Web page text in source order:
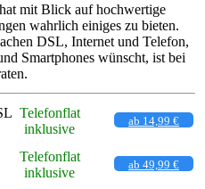
mit Blick auf hochwertige
wahrlich einiges zu bieten.
DSL, Internet und Telefon,
Smartphones wünscht, ist bei
Telefonflat
inklusive
ab 14,99 €
Telefonflat
inklusive
ab 49,99 €